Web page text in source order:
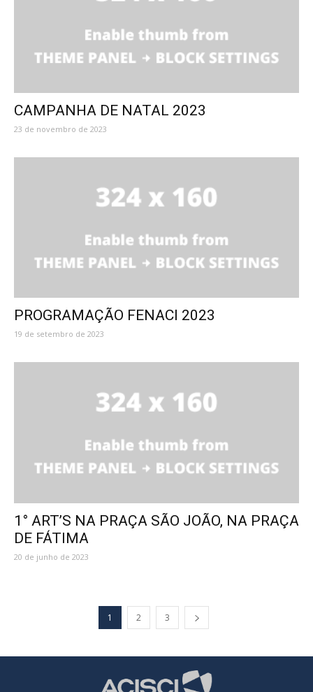
CAMPANHA DE NATAL 2023
23 de novembro de 2023
PROGRAMAÇÃO FENACI 2023
19 de setembro de 2023
1° ART’S NA PRAÇA SÃO JOÃO, NA PRAÇA
DE FÁTIMA
20 de junho de 2023
1 2 3